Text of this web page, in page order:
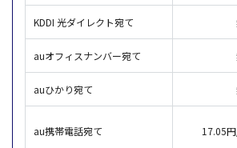
KDDI 光ダイレクト宛て
auオフィスナンバー宛て
auひかり宛て
au携帯電話宛て 17.05